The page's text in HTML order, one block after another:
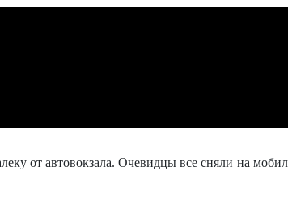
от автовокзала. Очевидцы все сняли на